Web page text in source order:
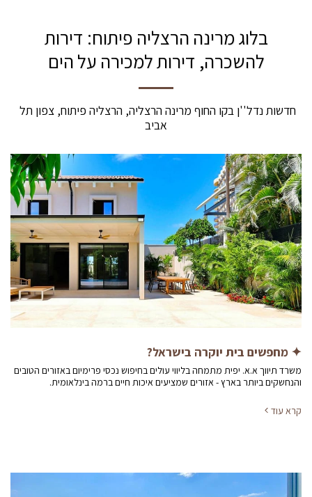
בלוג מרינה הרצליה פיתוח: דירות
להשכרה, דירות למכירה על הים
חדשות נדל''ן בקו החוף מרינה הרצליה, הרצליה פיתוח, צפון תל
אביב
✦ מחפשים בית יוקרה בישראל?
משרד תיווך א.א. יפית מתמחה בליווי עולים בחיפוש נכסי פרימיום באזורים הטובים
והנחשקים ביותר בארץ - אזורים שמציעים איכות חיים ברמה בינלאומית.
קרא עוד